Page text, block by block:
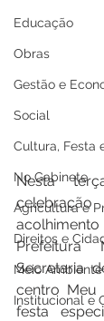
Educação
Obras
Gestão e
Social
Cultura, Festa
No Gabinete
Agricultura e
Direitos e
Meio Ambiente
Institucional e
Nesta
Prefeitura
Secretaria
centro Meu
festa